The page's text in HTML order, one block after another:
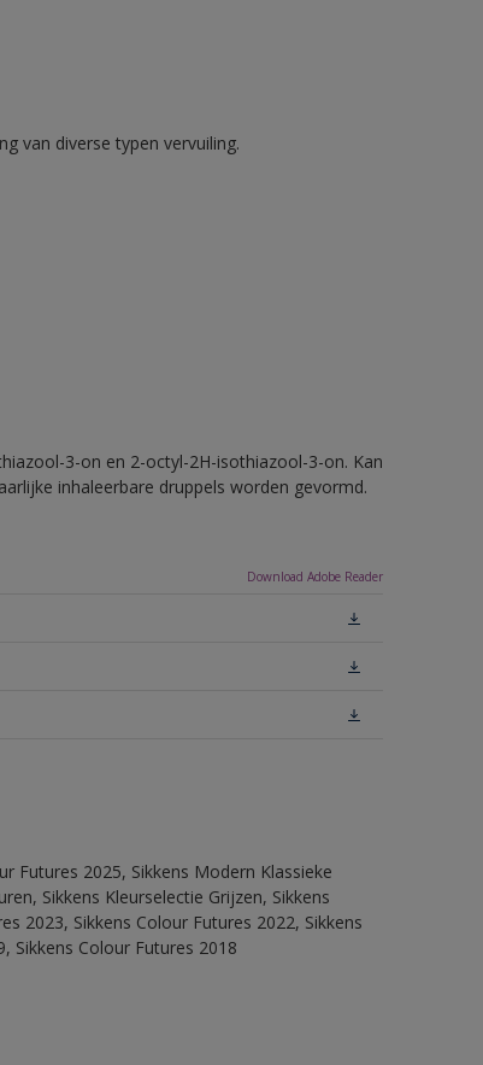
van diverse typen vervuiling.
3-on en 2-octyl-2H-isothiazool-3-on. Kan
inhaleerbare druppels worden gevormd.
Download Adobe Reader
Futures 2025, Sikkens Modern Klassieke
Sikkens Kleurselectie Grijzen, Sikkens
2023, Sikkens Colour Futures 2022, Sikkens
Sikkens Colour Futures 2018